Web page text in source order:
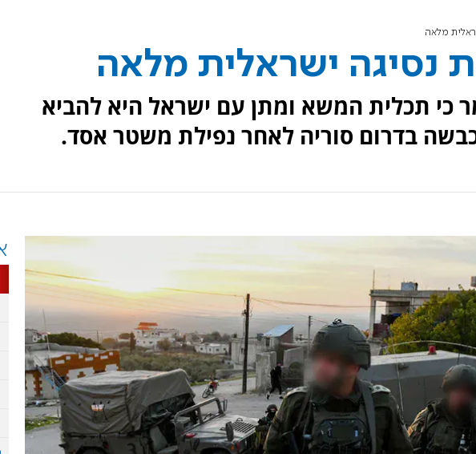
מלאה
נסיגה ישראלית מלאה
כי תכלית המשא ומתן עם ישראל היא להביא
בדרום סוריה לאחר נפילת משטר אסד.